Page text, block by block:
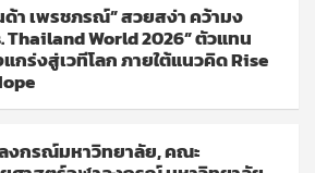
า เพรชภรณ์” สวยสง่า คว้ามง
Thailand World 2026” ตัวแทน
ร่งสู่เวทีโลก ภายใต้แนวคิด Rise
งกรณ์มหาวิทยาลัย, คณะ